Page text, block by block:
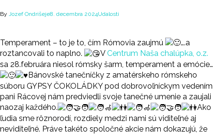
By Jozef Ondrišeje8. decembra 2024Udalosti
Temperament – to je to, čím Rómovia zaujmú
….a
roztancovali to naplno.
VCentrum Naša chalúpka, o.z.
sa 28.februára niesol rómsky šarm, temperament a emócie…
Bánovské tanečníčky z amatérskeho rómskeho
súboru GYPSY ČOKOLÁDKY pod dobrovoľníckym vedením
pani Rácovej nám predviedli svoje tanečné umenie a zaujali
naozaj každého.
Ako
ľudia sme rôznorodí, rozdiely medzi nami sú viditeľné aj
neviditeľné. Práve takéto spoločné akcie nám dokazujú, že